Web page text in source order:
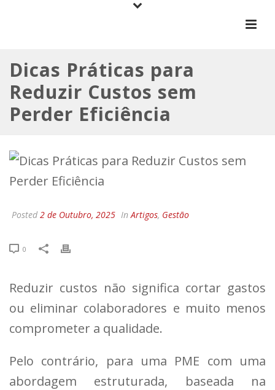
Dicas Práticas para
Reduzir Custos sem
Perder Eficiência
Posted 2 de Outubro, 2025 InArtigos, Gestão
0
Reduzir custos não significa cortar gastos
ou eliminar colaboradores e muito menos
comprometer a qualidade.
Pelo contrário, para uma PME com uma
abordagem estruturada, baseada na